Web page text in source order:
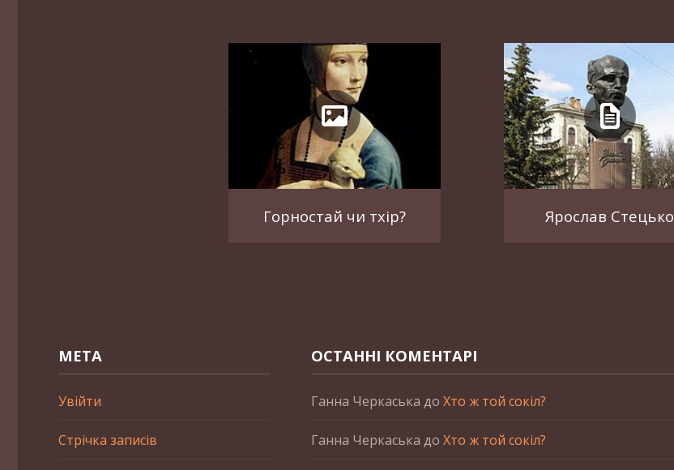
Горностай чи тхір? Ярослав Стецько
МЕТА
Увійти
Стрічка записів
ОСТАННІ КОМЕНТАРІ
Ганна Черкаська до Хто ж той сокіл?
Ганна Черкаська до Хто ж той сокіл?